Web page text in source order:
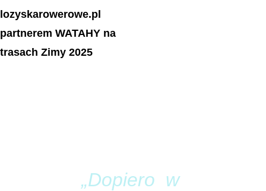
lozyskarowerowe.pl
partnerem WATAHY na
trasach Zimy 2025
„Dopiero  w